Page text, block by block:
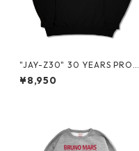
"JAY-Z30" 30 YEARS PROM
O CREWNECK SWEAT
¥8,950